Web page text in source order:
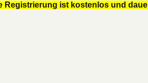
Registrierung ist kostenlos und